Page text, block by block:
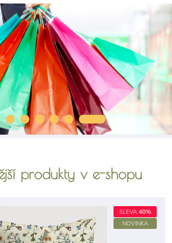
produkty v e-shopu
SLEVA 40%
NOVINKA